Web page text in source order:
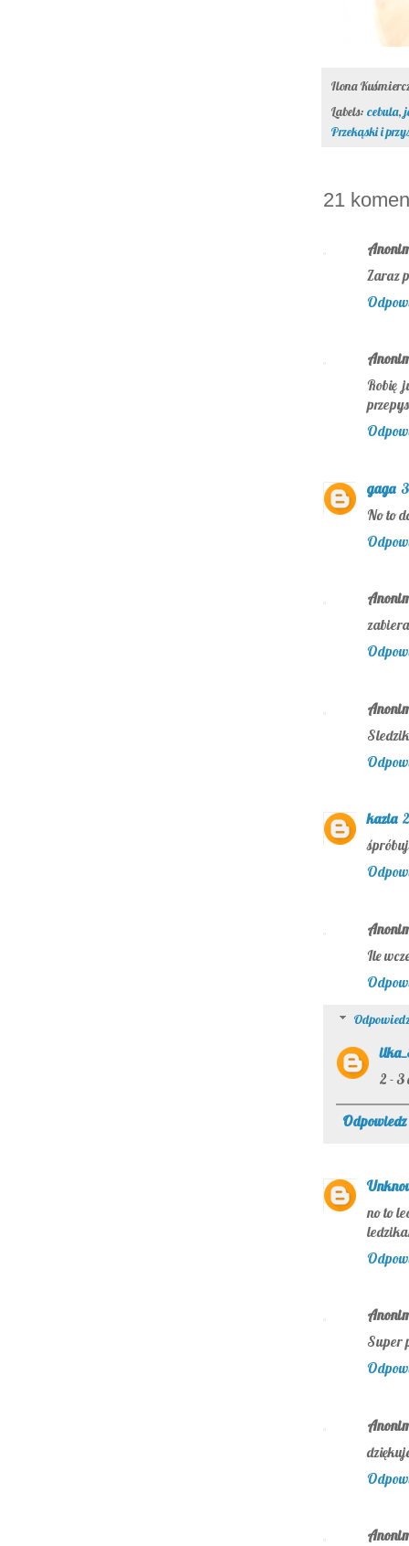
Ilona
Labels: cebula,
Przekąski i
21
Zaraz
Robię
gaga
No to
kazia
Ile
2 - 3
Odpowiedz
no to
Super